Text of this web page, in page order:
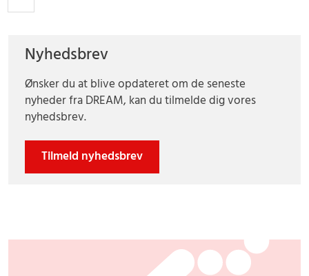
Nyhedsbrev
Ønsker du at blive opdateret om de seneste
nyheder fra DREAM, kan du tilmelde dig vores
nyhedsbrev.
Tilmeld nyhedsbrev